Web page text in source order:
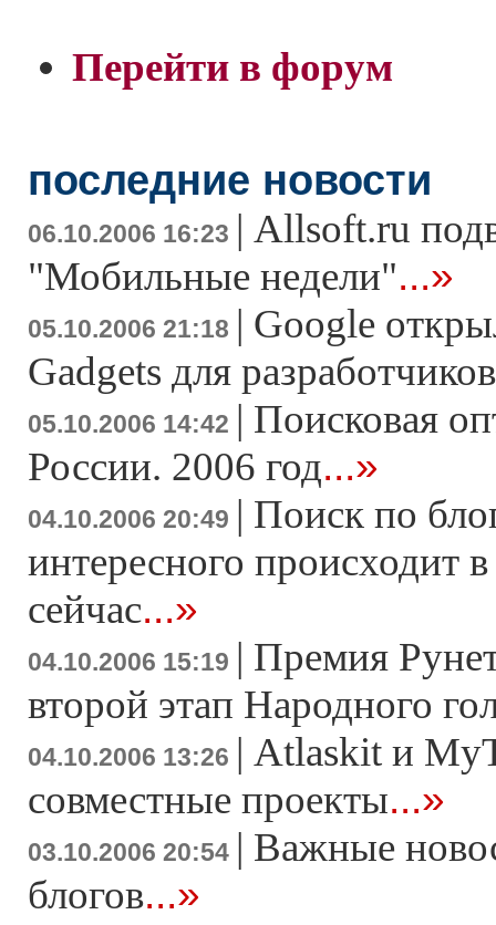
Перейти в форум
последние новости
06.10.2006 16:23 | Allsoft.ru
"Мобильные недели"...»
05.10.2006 21:18 | Google
Gadgets для разработчиков
05.10.2006 14:42 | Поисковая
России. 2006 год...»
04.10.2006 20:49 | Поиск по
интересного происходит
сейчас...»
04.10.2006 15:19 | Премия
второй этап Народного
04.10.2006 13:26 | Atlaskit и
совместные проекты...»
03.10.2006 20:54 | Важные
блогов...»